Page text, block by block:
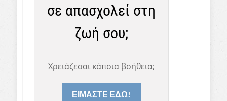
σε απασχολεί στη
ζωή σου;
Χρειάζεσαι κάποια βοήθεια;
ΕΙΜΑΣΤΕ ΕΔΩ!